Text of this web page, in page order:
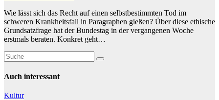
Wie lässt sich das Recht auf einen selbstbestimmten Tod im
schweren Krankheitsfall in Paragraphen gießen? Über diese ethische
Grundsatzfrage hat der Bundestag in der vergangenen Woche
erstmals beraten. Konkret geht…
Auch interessant
Kultur